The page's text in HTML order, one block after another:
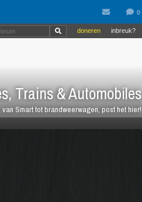
Trains & Automobiles
Smart tot brandweerwagen, post het hier!
inbreuk?
doneren